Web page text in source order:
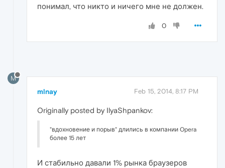
понимал, что никто и ничего мне не должен.
0
M
mlnay Feb 15, 2014, 8:17 PM
Originally posted by IlyaShpankov:
"вдохновение и порыв" длились в компании Opera
более 15 лет
И стабильно давали 1% рынка браузеров